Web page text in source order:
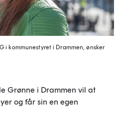
i kommunestyret i Drammen, ønsker
Grønne i Drammen vil at
og får sin en egen